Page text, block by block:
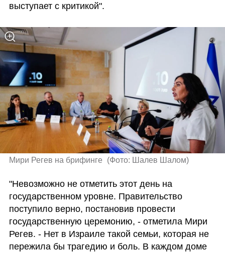
выступает с критикой".
Мири Регев на брифинге (Фото: Шалев Шалом)
"Невозможно не отметить этот день на
государственном уровне. Правительство
поступило верно, постановив провести
государственную церемонию, - отметила Мири
Регев. - Нет в Израиле такой семьи, которая не
пережила бы трагедию и боль. В каждом доме